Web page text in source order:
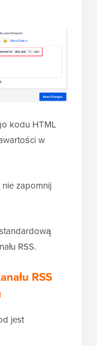
kodu HTML
w
zapomnij
RSS.
RSS
jest